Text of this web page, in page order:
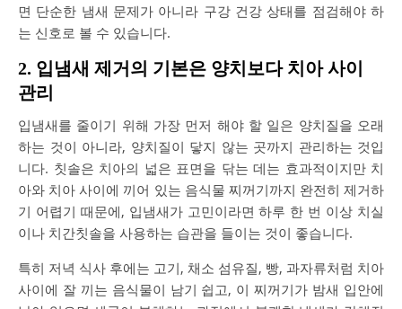
면 단순한 냄새 문제가 아니라 구강 건강 상태를 점검해야 하
는 신호로 볼 수 있습니다.
2. 입냄새 제거의 기본은 양치보다 치아 사이
관리
입냄새를 줄이기 위해 가장 먼저 해야 할 일은 양치질을 오래
하는 것이 아니라, 양치질이 닿지 않는 곳까지 관리하는 것입
니다. 칫솔은 치아의 넓은 표면을 닦는 데는 효과적이지만 치
아와 치아 사이에 끼어 있는 음식물 찌꺼기까지 완전히 제거하
기 어렵기 때문에, 입냄새가 고민이라면 하루 한 번 이상 치실
이나 치간칫솔을 사용하는 습관을 들이는 것이 좋습니다.
특히 저녁 식사 후에는 고기, 채소 섬유질, 빵, 과자류처럼 치아
사이에 잘 끼는 음식물이 남기 쉽고, 이 찌꺼기가 밤새 입안에